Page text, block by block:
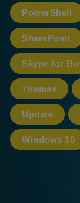
PowerShell
SharePoint
Skype for
Thomas
Update
Windows 10